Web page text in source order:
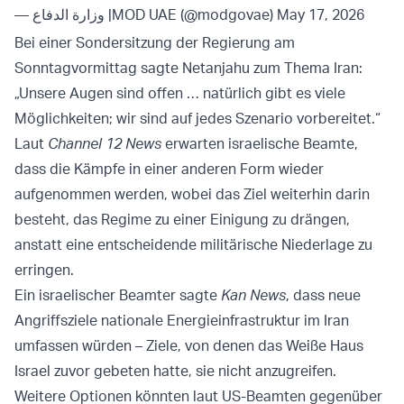
— وزارة الدفاع |MOD UAE (@modgovae) May 17, 2026
Bei einer Sondersitzung der Regierung am
Sonntagvormittag sagte Netanjahu zum Thema Iran:
„Unsere Augen sind offen … natürlich gibt es viele
Möglichkeiten; wir sind auf jedes Szenario vorbereitet.“
Laut Channel 12 News erwarten israelische Beamte,
dass die Kämpfe in einer anderen Form wieder
aufgenommen werden, wobei das Ziel weiterhin darin
besteht, das Regime zu einer Einigung zu drängen,
anstatt eine entscheidende militärische Niederlage zu
erringen.
Ein israelischer Beamter sagte Kan News, dass neue
Angriffsziele nationale Energieinfrastruktur im Iran
umfassen würden – Ziele, von denen das Weiße Haus
Israel zuvor gebeten hatte, sie nicht anzugreifen.
Weitere Optionen könnten laut US-Beamten gegenüber